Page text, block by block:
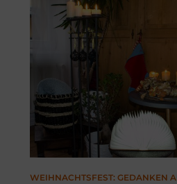
WEIHNACHTSFEST: GEDANKEN